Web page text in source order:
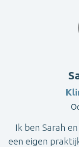
Ik ben Sarah
een eigen